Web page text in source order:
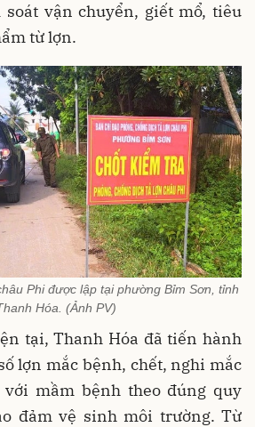
vận chuyển, giết mổ, tiêu
từ lợn.
Phi được lập tại phường Bỉm Sơn, tỉnh
Hóa. (Ảnh PV)
tại, Thanh Hóa đã tiến hành
lợn mắc bệnh, chết, nghi mắc
mầm bệnh theo đúng quy
đảm vệ sinh môi trường. Từ